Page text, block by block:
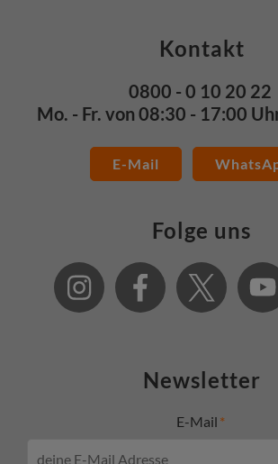
Kontakt
0800 - 0 10 20 22
Mo. - Fr. von 08:30 - 17:00
E-Mail
Folge uns
Newsletter
E-Mail